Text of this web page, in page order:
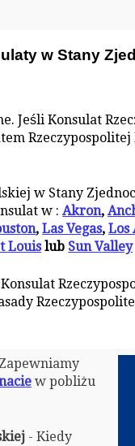
w Stany
Jeśli Konsulat
w Stany
w :Akron,
,Las Vegas,Los
Louislub Sun Valley
w pobliżu
- Kiedy